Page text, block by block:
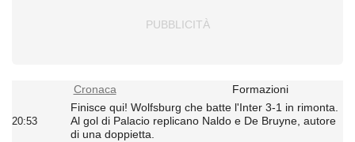
Cronaca Formazioni
20:53
Finisce qui! Wolfsburg che batte l'Inter 3-1 in rimonta.
Al gol di Palacio replicano Naldo e De Bruyne, autore
di una doppietta.